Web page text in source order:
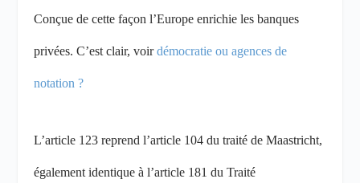
Conçue de cette façon l’Europe enrichie les banques
privées. C’est clair, voirdémocratie ou agences de
notation ?
L’article 123 reprend l’article 104 du traité de Maastricht,
également identique à l’article 181 du Traité